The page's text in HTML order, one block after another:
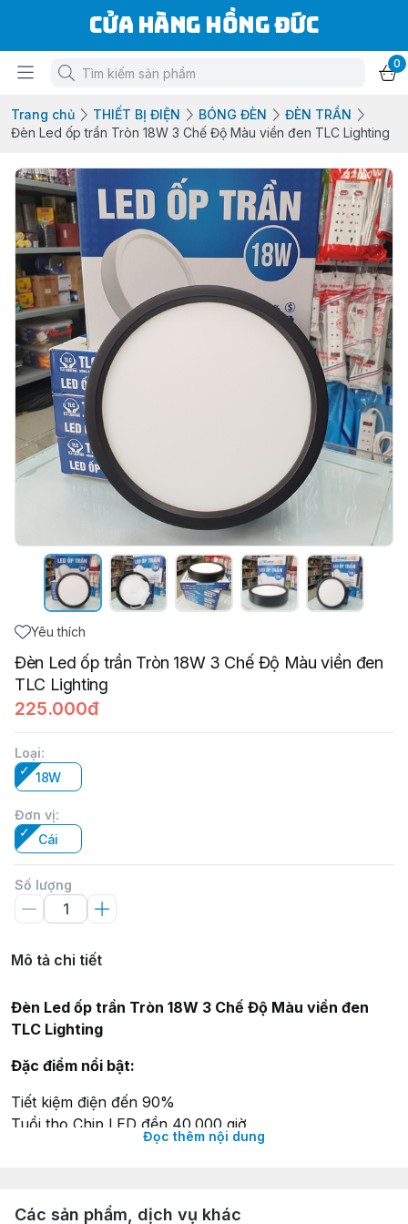
Cửa Hàng Hồng Đức
0
Trang chủ THIẾT BỊ ĐIỆN BÓNG ĐÈN
ĐÈN TRẦN
Đèn Led ốp trần Tròn 18W 3 Chế Độ Màu viền đen TLC Lighting
Yêu thích
Đèn Led ốp trần Tròn 18W 3 Chế Độ Màu viền đen
TLC Lighting
225.000đ
Loại:
18W
Đơn vị:
Cái
Số lượng
Mô tả chi tiết
Đèn Led ốp trần Tròn 18W 3 Chế Độ Màu viền đen
TLC Lighting
Đặc điểm nổi bật:
Tiết kiệm điện đến 90%
Tuổi thọ Chip LED đền 40.000 giờ
Kiểu dáng hiện đại, chắc chắn
Màu sắc viền: Đen
Đọc thêm nội dung
Các sản phẩm, dịch vụ khác